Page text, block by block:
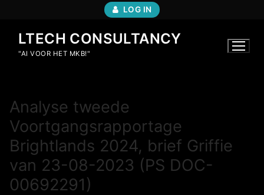
inhoud
LOG IN
LTECH CONSULTANCY
"AI VOOR HET MKB!"
Analyse tweede
Voortgangsrapportage
Brightlands 2024, brief Griffie
van 23-08-2023 (PS DOC-
00692291)